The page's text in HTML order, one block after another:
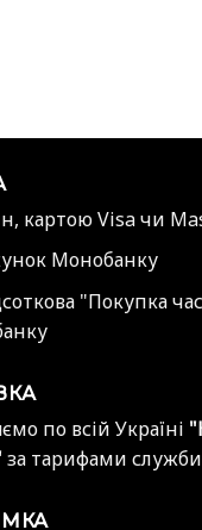
картою Visa чи
Монобанку
"Покупка
по всій Україні
за тарифами